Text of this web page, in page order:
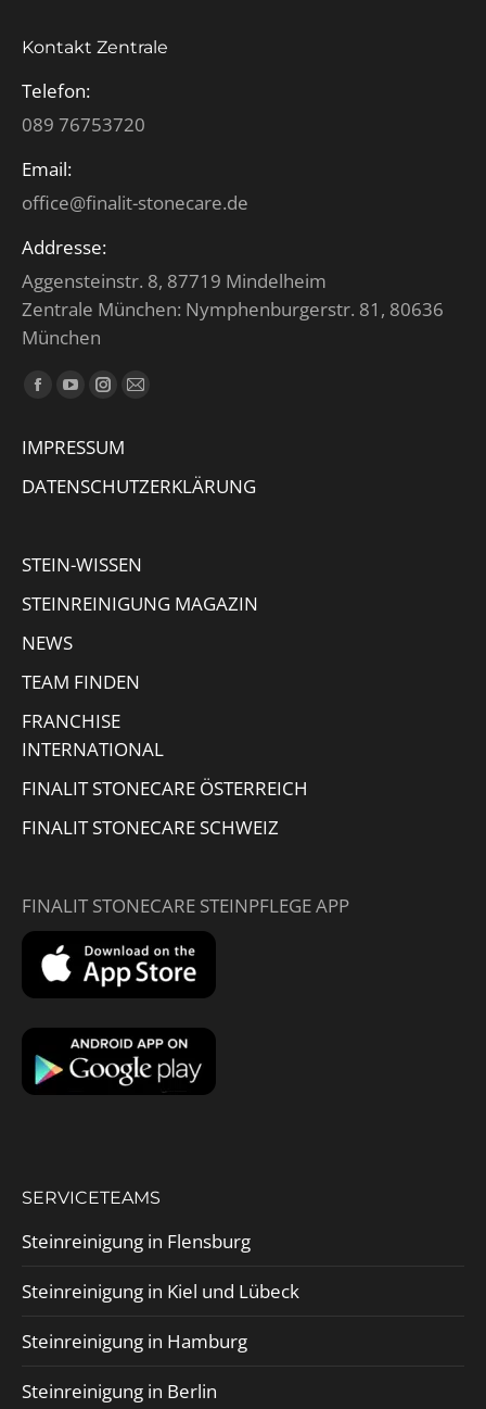
Kontakt Zentrale
Telefon:
089 76753720
Email:
office@finalit-stonecare.de
Addresse:
Aggensteinstr. 8, 87719 Mindelheim
Zentrale München: Nymphenburgerstr. 81, 80636
München
Finden Sie uns auf:
Facebook
opens
in
YouTube
opens
in
Instagram
opens
in
E-
opens
window
IMPRESSUM
DATENSCHUTZERKLÄRUNG
STEIN-WISSEN
STEINREINIGUNG MAGAZIN
NEWS
TEAM FINDEN
FRANCHISE
INTERNATIONAL
FINALIT STONECARE ÖSTERREICH
FINALIT STONECARE SCHWEIZ
FINALIT STONECARE STEINPFLEGE APP
SERVICETEAMS
Steinreinigung in Flensburg
Steinreinigung in Kiel und Lübeck
Steinreinigung in Hamburg
Steinreinigung in Berlin